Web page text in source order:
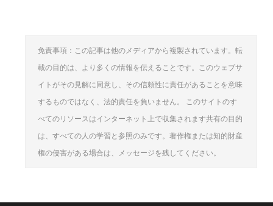
免責事項：この記事は他のメディアから複製されています。転
載の目的は、より多くの情報を伝えることです。このウェブサ
イトがその見解に同意し、その信頼性に責任があることを意味
するものではなく、法的責任を負いません。 このサイトのす
べてのリソースはインターネット上で収集されます共有の目的
は、すべての人の学習と参照のみです。著作権または知的財産
権の侵害がある場合は、メッセージを残してください。